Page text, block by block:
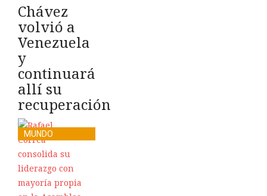
Chávez
volvió a
Venezuela
y
continuará
allí su
recuperación
MUNDO